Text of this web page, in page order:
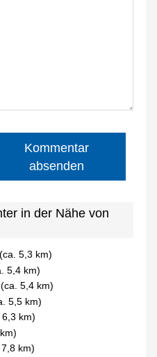
Kommentar
absenden
in der Nähe von
5,3 km)
5,4 km)
5,4 km)
5,5 km)
km)
km)